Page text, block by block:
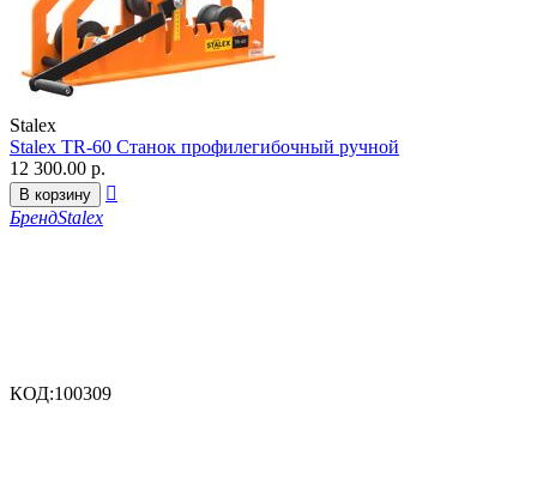
Stalex
Stalex TR-60 Станок профилегибочный ручной
12 300.00 р.
В корзину

БрендStalex
КОД:100309